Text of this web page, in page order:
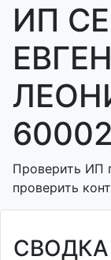
ИП
Проверить ИП
проверить
СВОДКА